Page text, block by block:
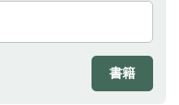
さい。
書籍